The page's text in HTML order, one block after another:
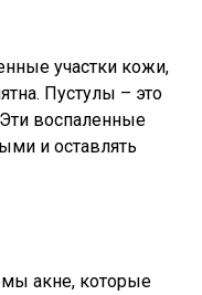
участки кожи,
Пустулы – это
воспаленные
и оставлять
акне, которые